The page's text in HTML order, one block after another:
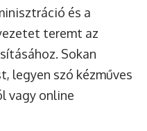
és a
teremt az
Sokan
legyen szó kézműves
vagy online